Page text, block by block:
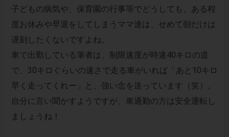
子どもの病気や、保育園の行事等でどうしても、ある程
度お休みや早退をしてしまうママ達は、せめて朝だけは
遅刻したくないですよね。
車で出勤している筆者は、制限速度が時速40キロの道
で、30キロぐらいの速さで走る車がいれば「あと10キロ
早く走ってくれー」と、強い念を送っています（笑）。
自分に言い聞かすようですが、車通勤の方は安全運転し
ましょうね！